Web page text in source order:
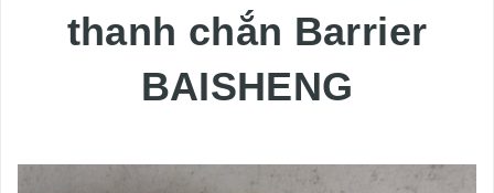
thanh chắn Barrier
BAISHENG